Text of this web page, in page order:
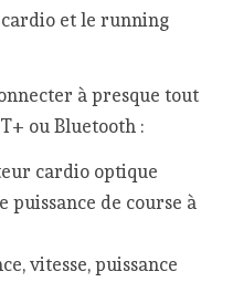
et le running
à presque tout
ou Bluetooth :
cardio optique
puissance de course à
vitesse, puissance